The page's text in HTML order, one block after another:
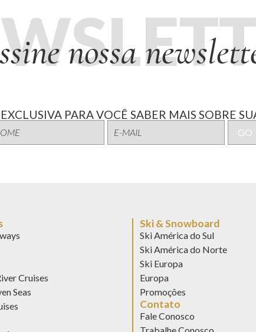
nossa
PARA VOCÊ SABER MAIS SOBRE
Cruises
Seas
Ski & Snowboard
Ski América do Sul
Ski América do Norte
Ski Europa
Europa
Promoções
Contato
Fale Conosco